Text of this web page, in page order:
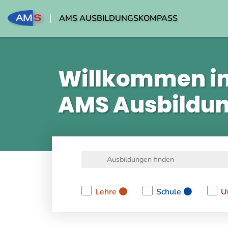
AMS AUSBILDUNGSKOMPASS
Willkommen
AMS
Lehre
Schule